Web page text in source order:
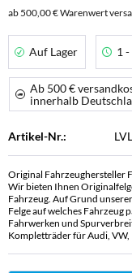
ab 500,00 € Warenwert
Auf Lager 1
Ab 500 €
innerhalb
Artikel-Nr.:
Original Fahrzeughersteller
Wir bieten Ihnen
Fahrzeug. Auf Grund
Felge auf welches Fahrzeug
Fahrwerken und
Kompletträder für Audi,